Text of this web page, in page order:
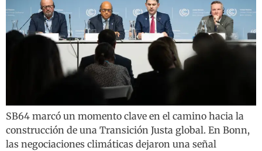
SB64 marcó un momento clave en el camino hacia la
construcción de una Transición Justa global. En Bonn,
las negociaciones climáticas dejaron una señal